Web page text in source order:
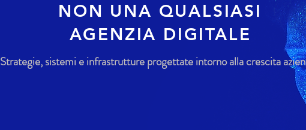
NON UNA QUALSIASI
AGENZIA DIGITALE
Strategie, sistemi e infrastrutture progettate intorno alla crescita